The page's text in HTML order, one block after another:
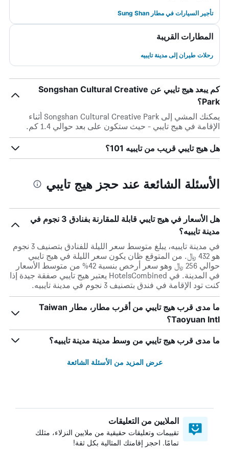
تأجير السيارات في مطار Sung Shan
المطارات القريبة
رحلات طيران إلى مدينة تايبيه
كم يبعد هيج تايبي عن Songshan Cultural Creative
Park؟
يمكنك المشي إلى Songshan Cultural Creative Park أثناء
الإقامة في هيج تايبي - حيث ستكون على بعد حوالي 1.4 كم.
هل هيج تايبي قريب من تايبيه 101؟
الأسئلة الشائعة عند حجز هيج تايبي
هل الأسعار في هيج تايبي قابلة للمقارنة بفنادق 3 نجوم في
مدينة تايبيه؟
في مدينة تايبيه، يبلغ متوسط ​​سعر الليلة للفنادق بتصنيف 3 نجوم
هو 432 ﷼. من المتوقع ظان يكون سعر الليلة في هيج تايبي
حوالي 256 ﷼ وهو سعر أرخص بنسبة 42% من متوسط الأسعار
في المدينة. في HotelsCombined يعتبر هيج تايبي صفقة جيدة إذا
كنت تود الإقامة في فندق بتصنيف 3 نجوم في مدينة تايبيه.
ما مدى قرب هيج تايبي من أقرب مطار، مطار Taiwan
Taoyuan Intl؟
ما مدى قرب هيج تايبي من وسط مدينة مدينة تايبيه؟
عرض المزيد من الأسئلة الشائعة
الملايين من التعليقات
تقييمات وتعليقات حقيقية من ملايين النزلاء، مثلك
تمامًا. احجز إقامتك المثالية بكل ثقة!